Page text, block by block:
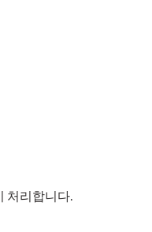
처리합니다.